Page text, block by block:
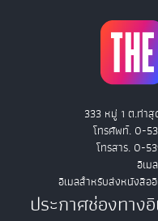
333 หมู่ 1 ต.ท่าสุ
โทรศัพท์. 0-
โทรสาร. 0-
อีเม
อีเมลสำหรับส่งหนังสือ
ประกาศช่องทาง